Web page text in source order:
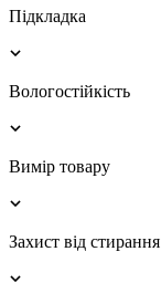
Підкладка
Вологостійкість
Вимір товару
Захист від стирання